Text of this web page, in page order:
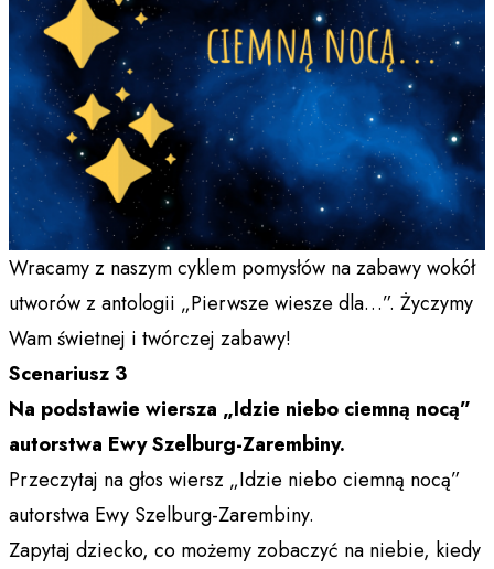
Wracamy z naszym cyklem pomysłów na zabawy wokół
utworów z antologii „Pierwsze wiesze dla…”. Życzymy
Wam świetnej i twórczej zabawy!
Scenariusz 3
Na podstawie wiersza „Idzie niebo ciemną nocą”
autorstwa Ewy Szelburg-Zarembiny.
Przeczytaj na głos wiersz „Idzie niebo ciemną nocą”
autorstwa Ewy Szelburg-Zarembiny.
Zapytaj dziecko, co możemy zobaczyć na niebie, kiedy